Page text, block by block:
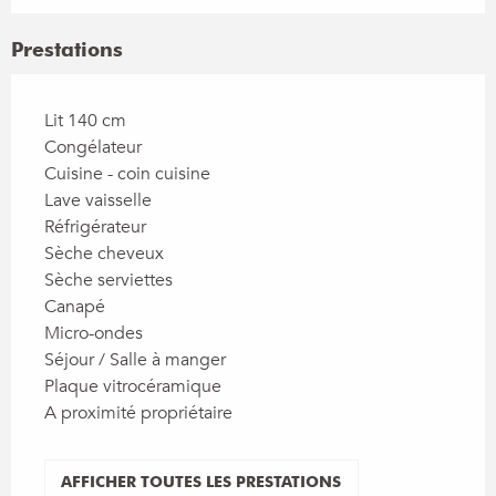
Prestations
Lit 140 cm
Congélateur
Cuisine - coin cuisine
Lave vaisselle
Réfrigérateur
Sèche cheveux
Sèche serviettes
Canapé
Micro-ondes
Séjour / Salle à manger
Plaque vitrocéramique
A proximité propriétaire
AFFICHER TOUTES LES PRESTATIONS